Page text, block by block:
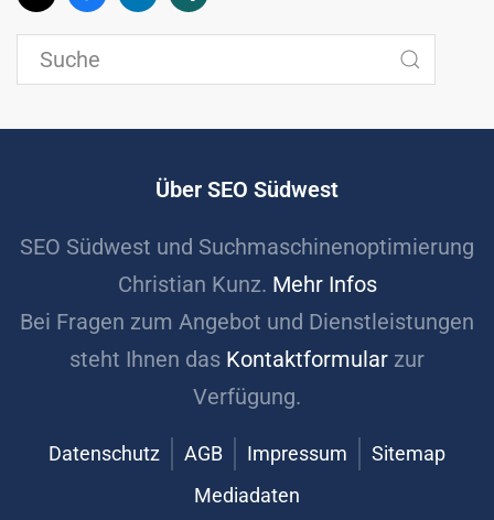
Über SEO Südwest
SEO Südwest und Suchmaschinenoptimierung
Christian Kunz. Mehr Infos
Bei Fragen zum Angebot und Dienstleistungen
steht Ihnen das Kontaktformular zur
Verfügung.
Datenschutz AGB Impressum
Sitemap
Mediadaten